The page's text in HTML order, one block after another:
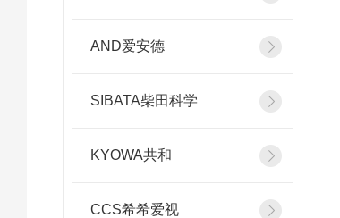
AND爱安德
SIBATA柴田科学
KYOWA共和
CCS希希爱视